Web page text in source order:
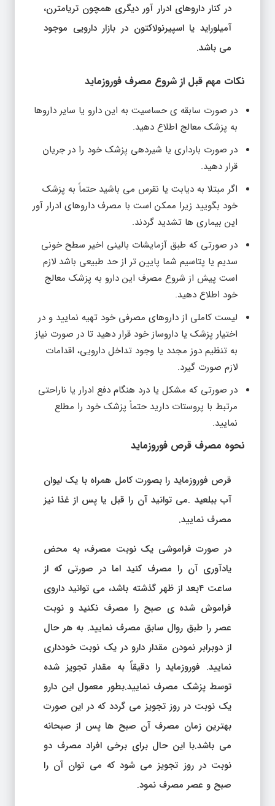
در کنار داروهای ادرار آور دیگری همچون تریامترن،
آمیلوراید یا اسپیرنولاکتون در بازار دارویی موجود
می باشد.
نکات مهم قبل از شروع مصرف فوروزماید
در صورت سابقه ی حساسیت به این دارو یا سایر داروها
به پزشک معالج اطلاع دهید.
در صورت بارداری یا شیردهی پزشک خود را در جریان
قرار دهید.
اگر مبتلا به دیابت یا نقرس می باشید حتماً به پزشک
خود بگویید زیرا ممکن است با مصرف داروهای ادرار آور
این بیماری ها تشدید گردند.
در صورتی که طبق آزمایشات بالینی اخیر سطح خونی
سدیم یا پتاسیم شما پایین تر از حد طبیعی باشد لازم
است پیش از شروع مصرف این دارو به پزشک معالج
خود اطلاع دهید.
لیست کاملی از داروهای مصرفی خود تهیه نمایید و در
اختیار پزشک یا داروساز خود قرار دهید تا در صورت نیاز
به تنظیم دوز مجدد یا وجود تداخل دارویی، اقدامات
لازم صورت گیرد.
در صورتی که مشکل یا درد هنگام دفع ادرار یا ناراحتی
مرتبط با پروستات دارید حتماً پزشک خود را مطلع
نمایید.
نحوه مصرف قرص فوروزماید
قرص فوروزماید را بصورت کامل همراه با یک لیوان
آب ببلعید .می توانید آن را قبل یا پس از غذا نیز
مصرف نمایید.
در صورت فراموشی یک نوبت مصرف، به محض
یادآوری آن را مصرف کنید اما در صورتی که از
ساعت ۴بعد از ظهر گذشته باشد، می توانید داروی
فراموش شده ی صبح را مصرف نکنید و نوبت
عصر را طبق روال سابق مصرف نمایید. به هر حال
از دوبرابر نمودن مقدار دارو در یک نوبت خودداری
نمایید. فوروزماید را دقیقاً به مقدار تجویز شده
توسط پزشک مصرف نمایید.بطور معمول این دارو
یک نوبت در روز تجویز می گردد که در این صورت
بهترین زمان مصرف آن صبح ها پس از صبحانه
می باشد.با این حال برای برخی افراد مصرف دو
نوبت در روز تجویز می شود که می توان آن را
صبح و عصر مصرف نمود.